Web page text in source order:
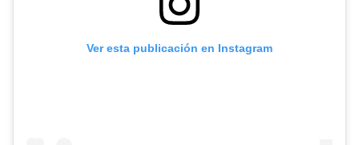
Ver esta publicación en Instagram